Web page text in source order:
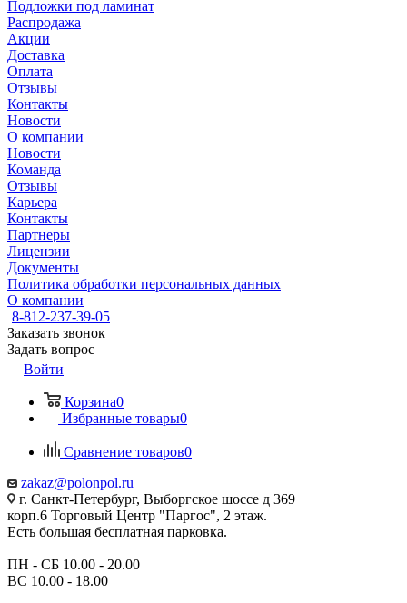
Подложки под ламинат
Распродажа
Акции
Доставка
Оплата
Отзывы
Контакты
Новости
О компании
Новости
Команда
Отзывы
Карьера
Контакты
Партнеры
Лицензии
Документы
Политика обработки персональных данных
О компании
8-812-237-39-05
Заказать звонок
Задать вопрос
Войти
Корзина0
Избранные товары0
Сравнение товаров0
zakaz@polonpol.ru
г. Санкт-Петербург, Выборгское шоссе д 369
корп.6 Торговый Центр "Паргос", 2 этаж.
Есть большая бесплатная парковка.
ПН - СБ 10.00 - 20.00
ВС 10.00 - 18.00